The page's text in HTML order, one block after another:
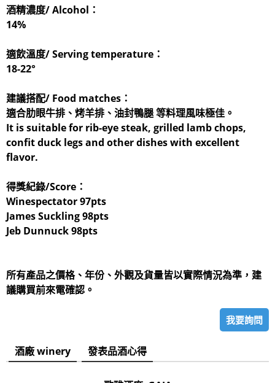
酒精濃度/ Alcohol：
14%
適飲溫度/ Serving temperature：
18-22°
建議搭配/ Food matches：
適合肋眼牛排、烤羊排、油封鴨腿 等料理風味極佳。
It is suitable for rib-eye steak, grilled lamb chops,
confit duck legs and other dishes with excellent
flavor.
得獎紀錄/Score：
Winespectator 97pts
James Suckling 98pts
Jeb Dunnuck 98pts
所有產品之價格、年份、外觀及貨量皆以實際情況為準，建
議購買前來電確認。
我要詢問
酒廠 winery 發表品酒心得